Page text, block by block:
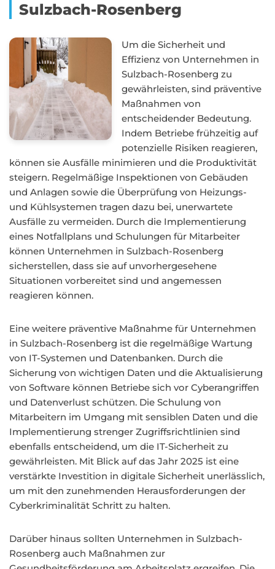
Sulzbach-Rosenberg
Um die Sicherheit und
Effizienz von Unternehmen in
Sulzbach-Rosenberg zu
gewährleisten, sind präventive
Maßnahmen von
entscheidender Bedeutung.
Indem Betriebe frühzeitig auf
potenzielle Risiken reagieren,
können sie Ausfälle minimieren und die Produktivität
steigern. Regelmäßige Inspektionen von Gebäuden
und Anlagen sowie die Überprüfung von Heizungs-
und Kühlsystemen tragen dazu bei, unerwartete
Ausfälle zu vermeiden. Durch die Implementierung
eines Notfallplans und Schulungen für Mitarbeiter
können Unternehmen in Sulzbach-Rosenberg
sicherstellen, dass sie auf unvorhergesehene
Situationen vorbereitet sind und angemessen
reagieren können.
Eine weitere präventive Maßnahme für Unternehmen
in Sulzbach-Rosenberg ist die regelmäßige Wartung
von IT-Systemen und Datenbanken. Durch die
Sicherung von wichtigen Daten und die Aktualisierung
von Software können Betriebe sich vor Cyberangriffen
und Datenverlust schützen. Die Schulung von
Mitarbeitern im Umgang mit sensiblen Daten und die
Implementierung strenger Zugriffsrichtlinien sind
ebenfalls entscheidend, um die IT-Sicherheit zu
gewährleisten. Mit Blick auf das Jahr 2025 ist eine
verstärkte Investition in digitale Sicherheit unerlässlich,
um mit den zunehmenden Herausforderungen der
Cyberkriminalität Schritt zu halten.
Darüber hinaus sollten Unternehmen in Sulzbach-
Rosenberg auch Maßnahmen zur